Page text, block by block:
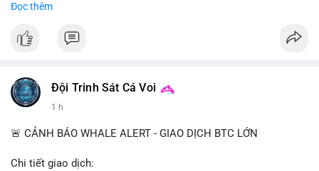
#binancesquare
$btc
📰 Nguồn: Cointelegraph
Đọc thêm
Đội Trinh Sát Cá Voi
1 h
🚨 CẢNH BÁO WHALE ALERT - GIAO DỊCH BTC LỚN
Chi tiết giao dịch: